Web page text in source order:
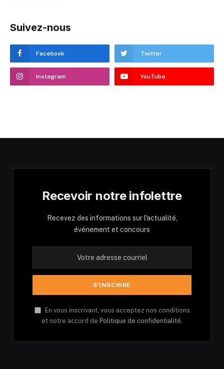
Suivez-nous
Facebook Twitter
Instagram YouTube
Recevoir notre infolettre
Recevez des informations sur l'actualité,
événement et concours
En vous inscrivant, vous acceptez nos conditions
et notre accord de Politique de confidentialité.